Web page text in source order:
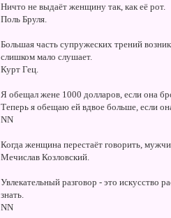
Ничто не выдаёт женщину так, как её рот.
Поль Бруля.
Большая часть супружеских трений
слишком мало слушает.
Курт Гец.
Я обещал жене 1000 долларов, если она
Теперь я обещаю ей вдвое больше, если
NN
Когда женщина перестаёт говорить,
Мечислав Козловский.
Увлекательный разговор - это искусство
знать.
NN